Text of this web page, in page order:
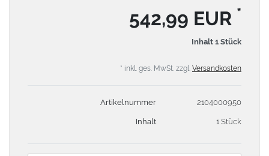
542,99 EUR *
Inhalt 1 Stück
* inkl. ges. MwSt. zzgl. Versandkosten
Artikelnummer 2104000950
Inhalt 1 Stück